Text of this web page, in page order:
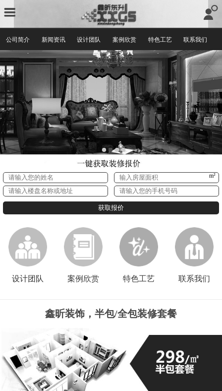
公司简介 新闻资讯 设计团队 案例欣赏 特色工艺 联系我们
m²
设计团队 案例欣赏 特色工艺 联系我们
鑫昕装饰，半包/全包装修套餐